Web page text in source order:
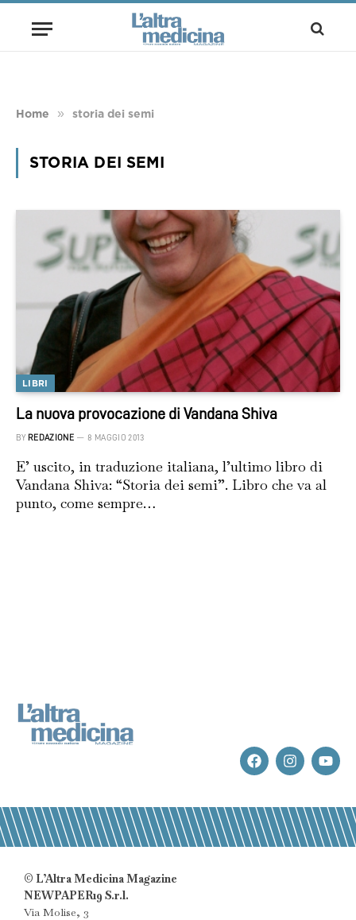
Home » storia dei semi
STORIA DEI SEMI
LIBRI
La nuova provocazione di Vandana Shiva
BY REDAZIONE 8 MAGGIO 2013
E’ uscito, in traduzione italiana, l’ultimo libro di
Vandana Shiva: “Storia dei semi”. Libro che va al
punto, come sempre…
© L’Altra Medicina Magazine
NEWPAPER19 S.r.l.
Via Molise, 3